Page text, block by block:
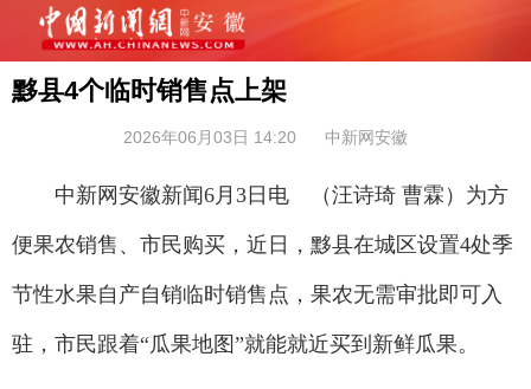
黟县4个临时销售点上架
2026年06月03日 14:20 中新网安徽
中新网安徽新闻6月3日电 （汪诗琦 曹霖）为方
便果农销售、市民购买，近日，黟县在城区设置4处季
节性水果自产自销临时销售点，果农无需审批即可入
驻，市民跟着“瓜果地图”就能就近买到新鲜瓜果。